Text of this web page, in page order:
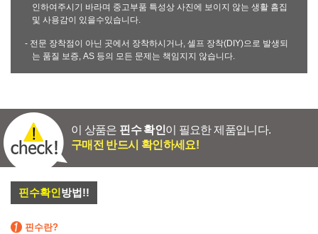
인하여주시기 바라며 중고부품 특성상 사진에 보이지 않는 생활 흠집
및 사용감이 있을수있습니다.
- 전문 장착점이 아닌 곳에서 장착하시거나, 셀프 장착(DIY)으로 발생되
는 품질 보증, AS 등의 모든 문제는 책임지지 않습니다.
이 상품은 핀수 확인이 필요한 제품입니다.
구매전 반드시 확인하세요!
핀수확인방법!!
핀수란?